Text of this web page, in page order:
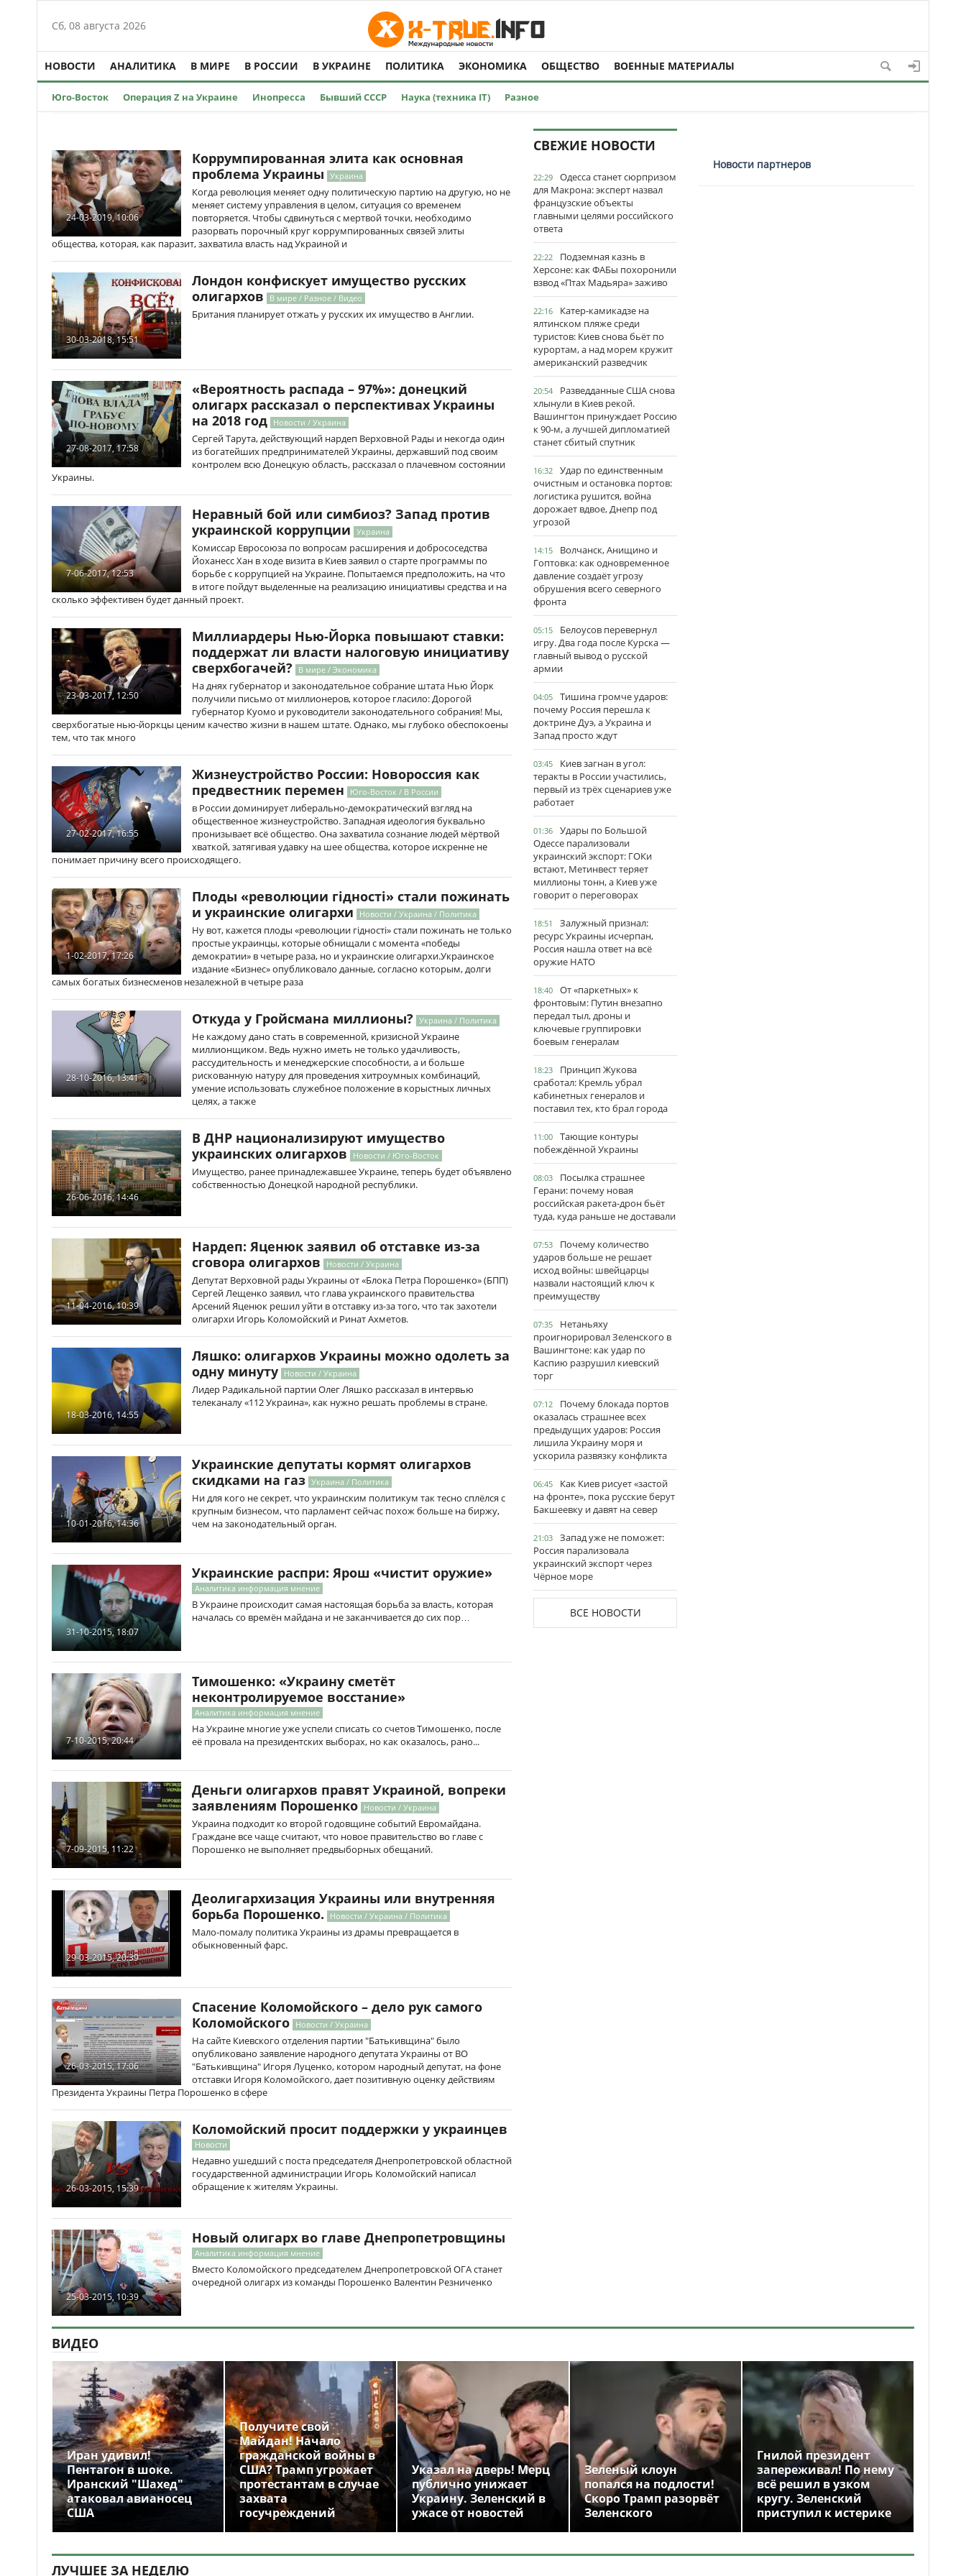
Сб, 08 августа 2026
НОВОСТИ АНАЛИТИКА В МИРЕ В РОССИИ В УКРАИНЕ ПОЛИТИКА ЭКОНОМИКА ОБЩЕСТВО ВОЕННЫЕ МАТЕРИАЛЫ
Юго-Восток Операция Z на Украине Инопресса Бывший СССР Наука (техника IT) Разное
24-03-2019, 10:06
Коррумпированная элита как основная
проблема Украины Украина
Когда революция меняет одну политическую партию на другую, но не
меняет систему управления в целом, ситуация со временем
повторяется. Чтобы сдвинуться с мертвой точки, необходимо
разорвать порочный круг коррумпированных связей элиты
общества, которая, как паразит, захватила власть над Украиной и
30-03-2018, 15:51
Лондон конфискует имущество русских
олигархов
В мире / Разное / Видео
Британия планирует отжать у русских их имущество в Англии.
27-08-2017, 17:58
«Вероятность распада – 97%»: донецкий
олигарх рассказал о перспективах Украины
на 2018 год Новости / Украина
Сергей Тарута, действующий нардеп Верховной Рады и некогда один
из богатейших предпринимателей Украины, державший под своим
контролем всю Донецкую область, рассказал о плачевном состоянии
Украины.
7-06-2017, 12:53
Неравный бой или симбиоз? Запад против
украинской коррупции Украина
Комиссар Евросоюза по вопросам расширения и добрососедства
Йоханесс Хан в ходе визита в Киев заявил о старте программы по
борьбе с коррупцией на Украине. Попытаемся предположить, на что
в итоге пойдут выделенные на реализацию инициативы средства и на
сколько эффективен будет данный проект.
23-03-2017, 12:50
Миллиардеры Нью-Йорка повышают ставки:
поддержат ли власти налоговую инициативу
сверхбогачей?
В мире / Экономика
На днях губернатор и законодательное собрание штата Нью Йорк
получили письмо от миллионеров, которое гласило: Дорогой
губернатор Куомо и руководители законодательного собрания! Мы,
сверхбогатые нью-йоркцы ценим качество жизни в нашем штате. Однако, мы глубоко обеспокоены
тем, что так много
27-02-2017, 16:55
Жизнеустройство России: Новороссия как
предвестник перемен
Юго-Восток / В России
в России доминирует либерально-демократический взгляд на
общественное жизнеустройство. Западная идеология буквально
пронизывает всё общество. Она захватила сознание людей мёртвой
хваткой, затягивая удавку на шее общества, которое искренне не
понимает причину всего происходящего.
1-02-2017, 17:26
Плоды «революции гідності» стали пожинать
и украинские олигархи
Новости / Украина / Политика
Ну вот, кажется плоды «революции гідності» стали пожинать не только
простые украинцы, которые обнищали с момента «победы
демократии» в четыре раза, но и украинские олигархи.Украинское
издание «Бизнес» опубликовало данные, согласно которым, долги
самых богатых бизнесменов незалежной в четыре раза
28-10-2016, 13:41
Откуда у Гройсмана миллионы? Украина / Политика
Не каждому дано стать в современной, кризисной Украине
миллионщиком. Ведь нужно иметь не только удачливость,
рассудительность и менеджерские способности, а и больше
рискованную натуру для проведения хитроумных комбинаций,
умение использовать служебное положение в корыстных личных
целях, а также
26-06-2016, 14:46
В ДНР национализируют имущество
украинских олигархов
Новости / Юго-Восток
Имущество, ранее принадлежавшее Украине, теперь будет объявлено
собственностью Донецкой народной республики.
11-04-2016, 10:39
Нардеп: Яценюк заявил об отставке из-за
сговора олигархов
Новости / Украина
Депутат Верховной рады Украины от «Блока Петра Порошенко» (БПП)
Сергей Лещенко заявил, что глава украинского правительства
Арсений Яценюк решил уйти в отставку из-за того, что так захотели
олигархи Игорь Коломойский и Ринат Ахметов.
18-03-2016, 14:55
Ляшко: олигархов Украины можно одолеть за
одну минуту Новости / Украина
Лидер Радикальной партии Олег Ляшко рассказал в интервью
телеканалу «112 Украина», как нужно решать проблемы в стране.
10-01-2016, 14:36
Украинские депутаты кормят олигархов
скидками на газ Украина / Политика
Ни для кого не секрет, что украинским политикум так тесно сплёлся с
крупным бизнесом, что парламент сейчас похож больше на биржу,
чем на законодательный орган.
31-10-2015, 18:07
Украинские распри: Ярош «чистит оружие»
Аналитика информация мнение
В Украине происходит самая настоящая борьба за власть, которая
началась со времён майдана и не заканчивается до сих пор…
7-10-2015, 20:44
Тимошенко: «Украину сметёт
неконтролируемое восстание»
Аналитика информация мнение
На Украине многие уже успели списать со счетов Тимошенко, после
её провала на президентских выборах, но как оказалось, рано...
7-09-2015, 11:22
Деньги олигархов правят Украиной, вопреки
заявлениям Порошенко Новости / Украина
Украина подходит ко второй годовщине событий Евромайдана.
Граждане все чаще считают, что новое правительство во главе с
Порошенко не выполняет предвыборных обещаний.
29-03-2015, 20:39
Деолигархизация Украины или внутренняя
борьба Порошенко.
Новости / Украина / Политика
Мало-помалу политика Украины из драмы превращается в
обыкновенный фарс.
26-03-2015, 17:06
Спасение Коломойского – дело рук самого
Коломойского Новости / Украина
На сайте Киевского отделения партии "Батькивщина" было
опубликовано заявление народного депутата Украины от ВО
"Батькивщина" Игоря Луценко, котором народный депутат, на фоне
отставки Игоря Коломойского, дает позитивную оценку действиям
Президента Украины Петра Порошенко в сфере
26-03-2015, 15:39
Коломойский просит поддержки у украинцев
Новости
Недавно ушедший с поста председателя Днепропетровской областной
государственной администрации Игорь Коломойский написал
обращение к жителям Украины.
25-03-2015, 10:39
Новый олигарх во главе Днепропетровщины
Аналитика информация мнение
Вместо Коломойского председателем Днепропетровской ОГА станет
очередной олигарх из команды Порошенко Валентин Резниченко
СВЕЖИЕ НОВОСТИ
22:29
Одесса станет сюрпризом
для Макрона: эксперт назвал
французские объекты
главными целями российского
ответа
22:22
Подземная казнь в
Херсоне: как ФАБы похоронили
взвод «Птах Мадьяра» заживо
22:16
Катер-камикадзе на
ялтинском пляже среди
туристов: Киев снова бьёт по
курортам, а над морем кружит
американский разведчик
20:54
Разведданные США снова
хлынули в Киев рекой.
Вашингтон принуждает Россию
к 90-м, а лучшей дипломатией
станет сбитый спутник
16:32
Удар по единственным
очистным и остановка портов:
логистика рушится, война
дорожает вдвое, Днепр под
угрозой
14:15
Волчанск, Анищино и
Гоптовка: как одновременное
давление создаёт угрозу
обрушения всего северного
фронта
05:15
Белоусов перевернул
игру. Два года после Курска —
главный вывод о русской
армии
04:05
Тишина громче ударов:
почему Россия перешла к
доктрине Дуэ, а Украина и
Запад просто ждут
03:45
Киев загнан в угол:
теракты в России участились,
первый из трёх сценариев уже
работает
01:36
Удары по Большой
Одессе парализовали
украинский экспорт: ГОКи
встают, Метинвест теряет
миллионы тонн, а Киев уже
говорит о переговорах
18:51
Залужный признал:
ресурс Украины исчерпан,
Россия нашла ответ на всё
оружие НАТО
18:40
От «паркетных» к
фронтовым: Путин внезапно
передал тыл, дроны и
ключевые группировки
боевым генералам
18:23
Принцип Жукова
сработал: Кремль убрал
кабинетных генералов и
поставил тех, кто брал города
11:00
Тающие контуры
побеждённой Украины
08:03
Посылка страшнее
Герани: почему новая
российская ракета-дрон бьёт
туда, куда раньше не доставали
07:53
Почему количество
ударов больше не решает
исход войны: швейцарцы
назвали настоящий ключ к
преимуществу
07:35
Нетаньяху
проигнорировал Зеленского в
Вашингтоне: как удар по
Каспию разрушил киевский
торг
07:12
Почему блокада портов
оказалась страшнее всех
предыдущих ударов: Россия
лишила Украину моря и
ускорила развязку конфликта
06:45
Как Киев рисует «застой
на фронте», пока русские берут
Бакшеевку и давят на север
21:03
Запад уже не поможет:
Россия парализовала
украинский экспорт через
Чёрное море
ВСЕ НОВОСТИ
Новости партнеров
ВИДЕО
Иран удивил!
Пентагон в шоке.
Иранский "Шахед"
атаковал авианосец
США
Получите свой
Майдан! Начало
гражданской войны в
США? Трамп угрожает
протестантам в случае
захвата
госучреждений
Указал на дверь! Мерц
публично унижает
Украину. Зеленский в
ужасе от новостей
Зеленый клоун
попался на подлости!
Скоро Трамп разорвёт
Зеленского
Гнилой президент
запереживал! По нему
всё решил в узком
кругу. Зеленский
приступил к истерике
ЛУЧШЕЕ ЗА НЕДЕЛЮ